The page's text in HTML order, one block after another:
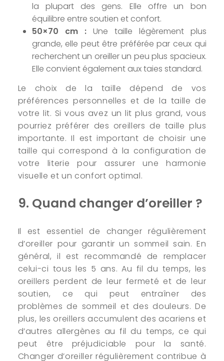
la plupart des gens. Elle offre un bon
équilibre entre soutien et confort.
50×70 cm :Une taille légèrement plus
grande, elle peut être préférée par ceux qui
recherchent un oreiller un peu plus spacieux.
Elle convient également aux taies standard.
Le choix de la taille dépend de vos
préférences personnelles et de la taille de
votre lit. Si vous avez un lit plus grand, vous
pourriez préférer des oreillers de taille plus
importante. Il est important de choisir une
taille qui correspond à la configuration de
votre literie pour assurer une harmonie
visuelle et un confort optimal.
9. Quand changer d’oreiller ?
Il est essentiel de changer régulièrement
d’oreiller pour garantir un sommeil sain. En
général, il est recommandé de remplacer
celui-ci tous les 5 ans. Au fil du temps, les
oreillers perdent de leur fermeté et de leur
soutien, ce qui peut entraîner des
problèmes de sommeil et des douleurs. De
plus, les oreillers accumulent des acariens et
d’autres allergènes au fil du temps, ce qui
peut être préjudiciable pour la santé.
Changer d’oreiller régulièrement contribue à